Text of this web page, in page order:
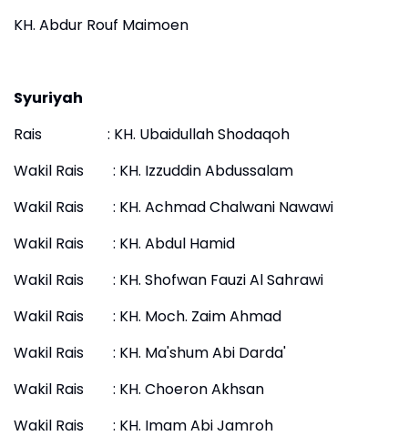
KH. Abdur Rouf Maimoen
Syuriyah
Rais : KH. Ubaidullah Shodaqoh
Wakil Rais : KH. Izzuddin Abdussalam
Wakil Rais : KH. Achmad Chalwani Nawawi
Wakil Rais : KH. Abdul Hamid
Wakil Rais : KH. Shofwan Fauzi Al Sahrawi
Wakil Rais : KH. Moch. Zaim Ahmad
Wakil Rais : KH. Ma'shum Abi Darda'
Wakil Rais : KH. Choeron Akhsan
Wakil Rais : KH. Imam Abi Jamroh